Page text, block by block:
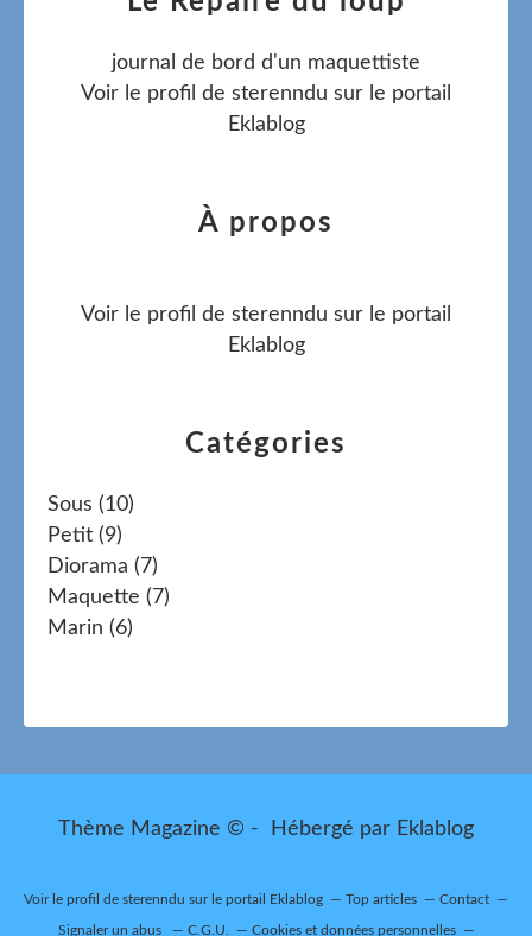
Catégories
Sous (10)
Petit (9)
Diorama (7)
Maquette (7)
Marin (6)
journal de bord d'un maquettiste
Voir le profil de sterenndu sur le portail
Eklablog
À propos
Voir le profil de sterenndu sur le portail
Eklablog
Thème Magazine © - Hébergé par Eklablog
Voir le profil de sterenndu sur le portail Eklablog Top articles Contact
Signaler un abus C.G.U. Cookies et données personnelles